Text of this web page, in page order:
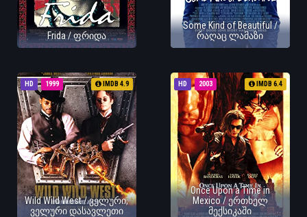
Frida / ფრიდა
Some Kind of Beautiful /
რაღაც ლამაზი
HD 1999 IMDB 4.9
Wild Wild West / ველური,
ველური დასავლეთი
HD 2003 IMDB 6.4
Once Upon a Time in
Mexico / ერთხელ
მექსიკაში